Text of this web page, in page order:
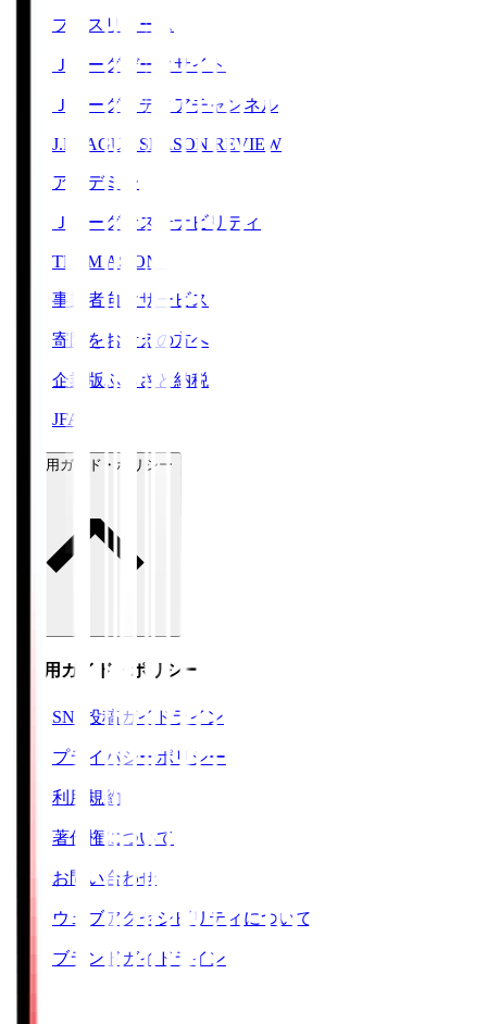
プレスリリース
Ｊリーグデータサイト
Ｊリーグメディアチャンネル
J.LEAGUE SEASON REVIEW
アカデミー
Ｊリーグサステナビリティ
TEAM AS ONE
事業者向けサービス
寄附をお考えの方へ
企業版ふるさと納税
JFA
ご利用ガイド・ポリシー
ご利用ガイド・ポリシー
SNS投稿ガイドライン
プライバシーポリシー
利用規約
著作権について
お問い合わせ
ウェブアクセシビリティについて
ブランドガイドライン